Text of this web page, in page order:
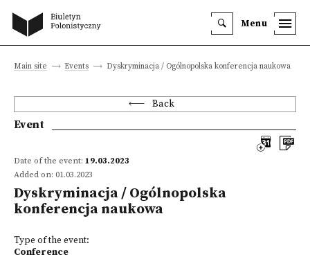
Menu
Main site Events Dyskryminacja / Ogólnopolska konferencja naukowa
Back
Event
Date of the event: 19.03.2023
Added on: 01.03.2023
Dyskryminacja / Ogólnopolska
konferencja naukowa
Type of the event:
Conference